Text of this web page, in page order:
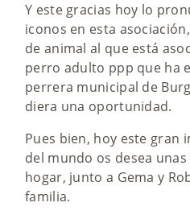
Y este gracias hoy lo
iconos en esta
de animal al que está
perro adulto ppp que ha
perrera municipal de
diera una oportunidad.
Pues bien, hoy este gran
del mundo os desea
hogar, junto a Gema y
familia.